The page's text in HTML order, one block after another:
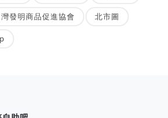
發明商品促進協會 北市圖